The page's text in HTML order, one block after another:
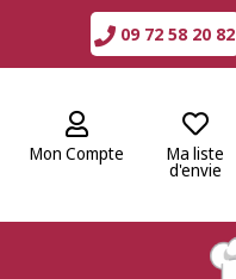
Mon Compte Ma liste
d'envie
09 72 58 20 82